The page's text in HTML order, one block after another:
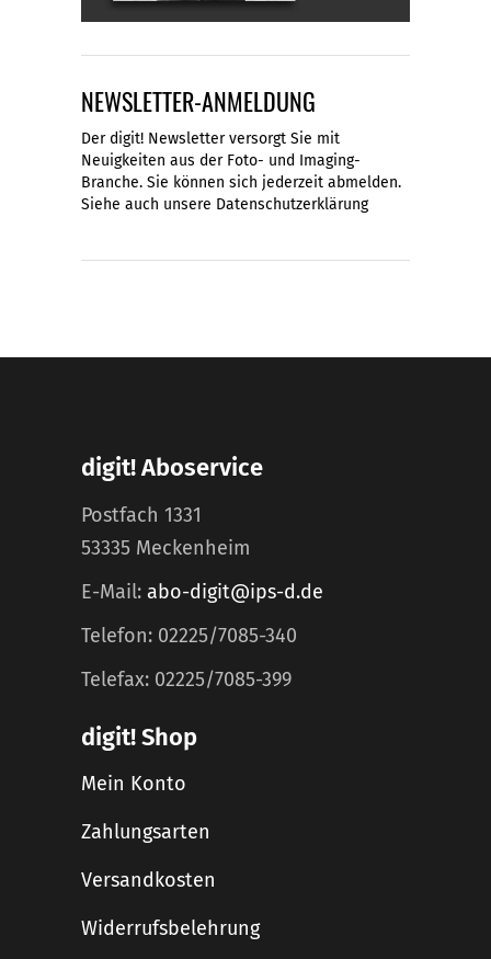
NEWSLETTER-ANMELDUNG
Der digit! Newsletter versorgt Sie mit
Neuigkeiten aus der Foto- und Imaging-
Branche. Sie können sich jederzeit abmelden.
Siehe auch unsere Datenschutzerklärung
digit! Aboservice
Postfach 1331
53335 Meckenheim
E-Mail: abo-digit@ips-d.de
Telefon: 02225/7085-340
Telefax: 02225/7085-399
digit! Shop
Mein Konto
Zahlungsarten
Versandkosten
Widerrufsbelehrung